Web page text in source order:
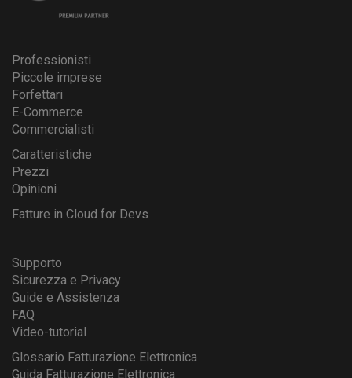
Professionisti
Piccole imprese
Forfettari
E-Commerce
Commercialisti
Caratteristiche
Prezzi
Opinioni
Fatture in Cloud for Devs
Supporto
Sicurezza e Privacy
Guide e Assistenza
FAQ
Video-tutorial
Glossario Fatturazione Elettronica
Guida Fatturazione Elettronica